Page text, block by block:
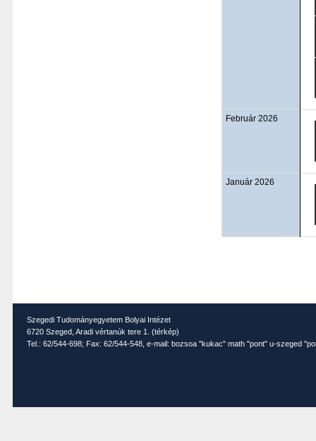
Február 2026
Január 2026
Szegedi Tudományegyetem Bolyai Intézet
6720 Szeged, Aradi vértanúk tere 1. (térkép)
Tel.: 62/544-698; Fax: 62/544-548, e-mail: bozsoa "kukac" math "pont" u-szeged